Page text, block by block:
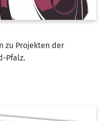
zu Projekten der
Pfalz.